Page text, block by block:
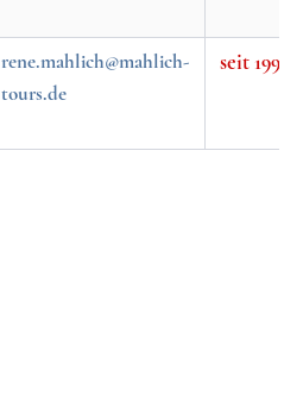
rene.mahlich@mahlich-
tours.de
seit 1990